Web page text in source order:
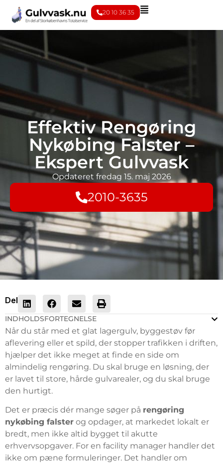
20 10 36 35
Effektiv Rengøring
Nykøbing Falster –
Ekspert Gulvvask
Opdateret fredag 15. maj 2026
2010-3635
Del
INDHOLDSFORTEGNELSE
Når du står med et glat lagergulv, byggestøv før
aflevering eller et spild, der stopper trafikken i driften,
hjælper det ikke meget at finde en side om
almindelig rengøring. Du skal bruge en løsning, der
er lavet til store, hårde gulvarealer, og du skal bruge
den hurtigt.
Det er præcis dér mange søger på rengøring
nykøbing falster og opdager, at markedet lokalt er
bredt, men ikke altid bygget til akutte
erhvervsopgaver. For en facility manager handler det
ikke om pæne formuleringer. Det handler om